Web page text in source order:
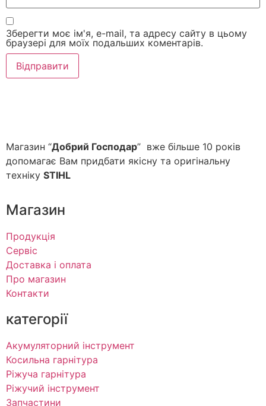
Зберегти моє ім'я, e-mail, та адресу сайту в цьому
браузері для моїх подальших коментарів.
Магазин “Добрий Господар” вже більше 10 років
допомагає Вам придбати якісну та оригінальну
техніку STIHL
Магазин
Продукція
Сервіс
Доставка і оплата
Про магазин
Контакти
категорії
Акумуляторний інструмент
Косильна гарнітура
Ріжуча гарнітура
Ріжучий інструмент
Запчастини